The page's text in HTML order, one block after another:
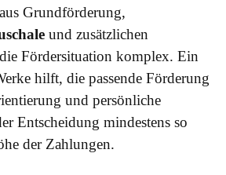
Grundförderung,
und zusätzlichen
Fördersituation komplex. Ein
hilft, die passende Förderung
und persönliche
Entscheidung mindestens so
der Zahlungen.